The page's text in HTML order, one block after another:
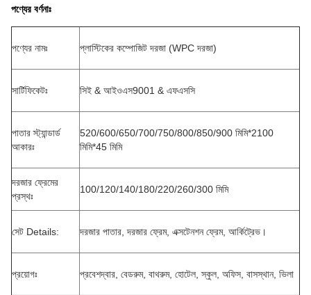
পণ্যের বর্ণনাঃ
পণ্যের নামঃ প্লাস্টিকের কম্পোজিট দরজা (WPC দরজা)
সার্টিফিকেটঃ সিই & আইওএস9001 & এফএসসি
পাতার স্ট্যান্ডার্ড
আকারঃ
520/600/650/700/750/800/850/900 মিমি*2100
মিমি*45 মিমি
দরজার ফ্রেমের
প্রস্থঃ
100/120/140/180/220/260/300 মিমি
সেট Details: দরজার পাতার, দরজার ফ্রেম, এক্সটেনশন ফ্রেম, আর্কিট্রেভ।
প্রয়োগঃ প্রবেশদ্বার, বেডরুম, বাথরুম, হোটেল, স্কুল, অফিস, বাসস্থান, ভিলা